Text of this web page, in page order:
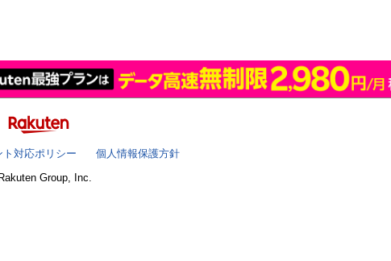
対応ポリシー
個人情報保護方針
Group, Inc.